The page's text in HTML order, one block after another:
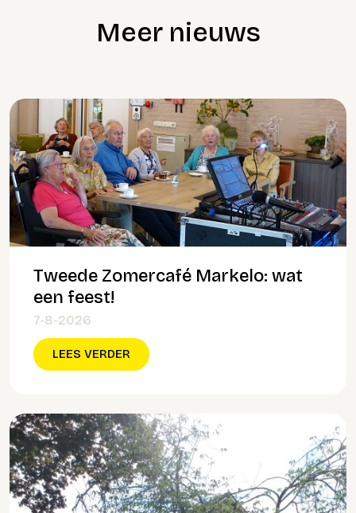
Meer nieuws
Tweede Zomercafé Markelo: wat
een feest!
7-8-2026
LEES VERDER